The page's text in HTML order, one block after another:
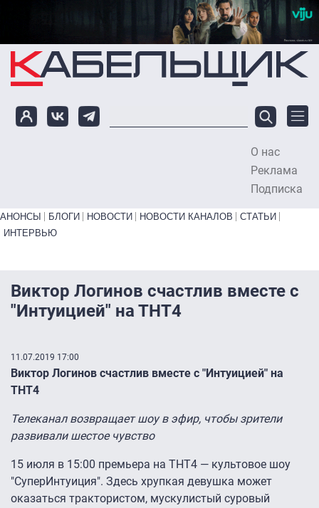
Перейти к основному содержанию
О нас
Реклама
Подписка
Primary links bottom
АНОНСЫ БЛОГИ НОВОСТИ НОВОСТИ КАНАЛОВ
СТАТЬИ
ИНТЕРВЬЮ
Виктор Логинов счастлив вместе с
"Интуицией" на ТНТ4
11.07.2019 17:00
Виктор Логинов счастлив вместе с "Интуицией" на
ТНТ4
Телеканал возвращает шоу в эфир, чтобы зрители
развивали шестое чувство
15 июля в 15:00 премьера на ТНТ4 — культовое шоу
"СуперИнтуиция". Здесь хрупкая девушка может
оказаться трактористом, мускулистый суровый